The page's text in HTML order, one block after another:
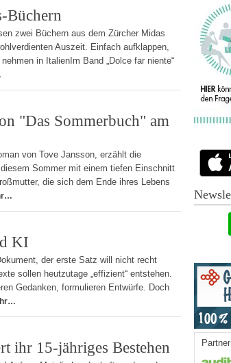
Büchern
zwei Büchern aus dem Zürcher Midas
Auszeit. Einfach aufklappen,
in ItalienIm Band „Dolce far niente“
"Das Sommerbuch" am
von Tove Jansson, erzählt die
Sommer mit einem tiefen Einschnitt
die sich dem Ende ihres Lebens
KI
der erste Satz will nicht recht
sollen heutzutage „effizient“ entstehen.
Gedanken, formulieren Entwürfe. Doch
ihr 15-jähriges Bestehen